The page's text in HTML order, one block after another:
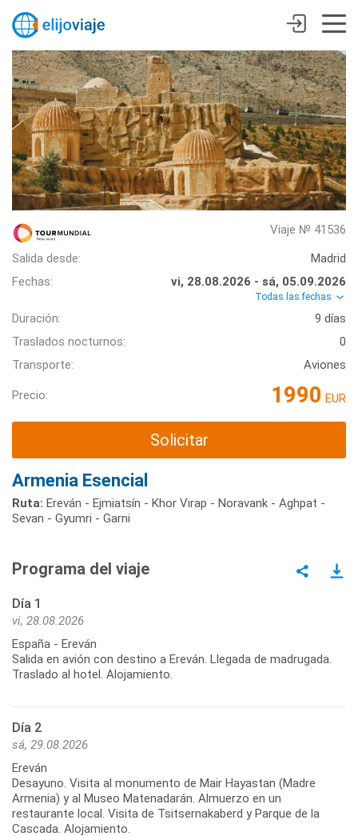
Viaje № 41536
Salida desde:
Madrid
Fechas:
vi, 28.08.2026 - sá, 05.09.2026
Todas las fechas
Duración:
9 días
Traslados nocturnos:
0
Transporte:
Aviones
Precio: 1990 EUR
Solicitar
Armenia Esencial
Ruta: Ereván - Ejmiatsín - Khor Virap - Noravank - Aghpat -
Sevan - Gyumri - Garni
Programa del viaje
Día 1
vi, 28.08.2026
España - Ereván
Salida en avión con destino a Ereván. Llegada de madrugada.
Día 2
sá, 29.08.2026
Ereván
Desayuno. Visita al monumento de Mair Hayastan (Madre
Armenia) y al Museo Matenadarán. Almuerzo en un
restaurante local. Visita de Tsitsernakaberd y Parque de la